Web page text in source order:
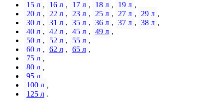
15 л , 16 л , 17 л , 18 л , 19 л ,
20 л , 22 л , 23 л , 25 л , 27 л , 29 л ,
30 л , 31 л , 35 л , 36 л , 37 л , 38 л ,
40 л , 42 л , 45 л , 49 л ,
50 л , 52 л , 55 л ,
60 л , 62 л , 65 л ,
75 л ,
80 л ,
95 л ,
100 л ,
125 л .